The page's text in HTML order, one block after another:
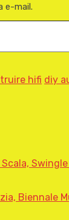
e-mail.
hifi diy
Biennale